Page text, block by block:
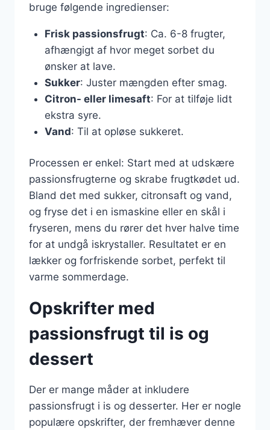
bruge følgende ingredienser:
Frisk passionsfrugt: Ca. 6-8 frugter,
afhængigt af hvor meget sorbet du
ønsker at lave.
Sukker: Juster mængden efter smag.
Citron- eller limesaft: For at tilføje lidt
ekstra syre.
Vand: Til at opløse sukkeret.
Processen er enkel: Start med at udskære
passionsfrugterne og skrabe frugtkødet ud.
Bland det med sukker, citronsaft og vand,
og fryse det i en ismaskine eller en skål i
fryseren, mens du rører det hver halve time
for at undgå iskrystaller. Resultatet er en
lækker og forfriskende sorbet, perfekt til
varme sommerdage.
Opskrifter med
passionsfrugt til is og
dessert
Der er mange måder at inkludere
passionsfrugt i is og desserter. Her er nogle
populære opskrifter, der fremhæver denne